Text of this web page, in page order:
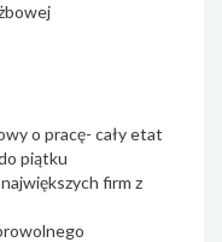
o pracę- cały etat
piątku
firm z